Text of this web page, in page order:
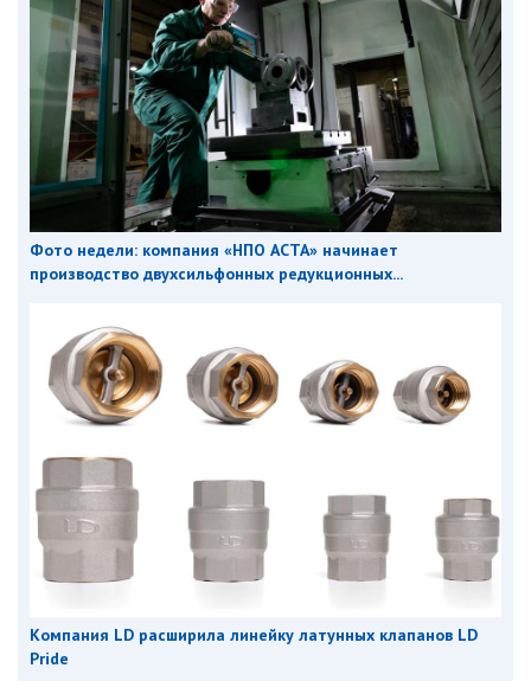
Фото недели: компания «НПО АСТА» начинает
производство двухсильфонных редукционных...
Компания LD расширила линейку латунных клапанов LD
Pride